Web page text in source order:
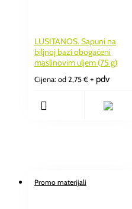
LUSITANOS. Sapuni na
biljnoj bazi obogaćeni
maslinovim uljem (75 g)
Cijena: od 2,75€ + pdv
Promo materijali